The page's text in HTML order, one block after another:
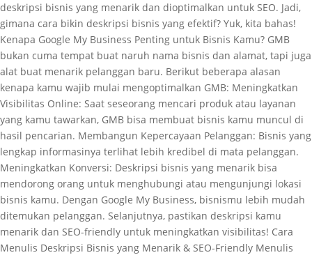
deskripsi bisnis yang menarik dan dioptimalkan untuk SEO. Jadi,
gimana cara bikin deskripsi bisnis yang efektif? Yuk, kita bahas!
Kenapa Google My Business Penting untuk Bisnis Kamu? GMB
bukan cuma tempat buat naruh nama bisnis dan alamat, tapi juga
alat buat menarik pelanggan baru. Berikut beberapa alasan
kenapa kamu wajib mulai mengoptimalkan GMB: Meningkatkan
Visibilitas Online: Saat seseorang mencari produk atau layanan
yang kamu tawarkan, GMB bisa membuat bisnis kamu muncul di
hasil pencarian. Membangun Kepercayaan Pelanggan: Bisnis yang
lengkap informasinya terlihat lebih kredibel di mata pelanggan.
Meningkatkan Konversi: Deskripsi bisnis yang menarik bisa
mendorong orang untuk menghubungi atau mengunjungi lokasi
bisnis kamu. Dengan Google My Business, bisnismu lebih mudah
ditemukan pelanggan. Selanjutnya, pastikan deskripsi kamu
menarik dan SEO-friendly untuk meningkatkan visibilitas! Cara
Menulis Deskripsi Bisnis yang Menarik & SEO-Friendly Menulis